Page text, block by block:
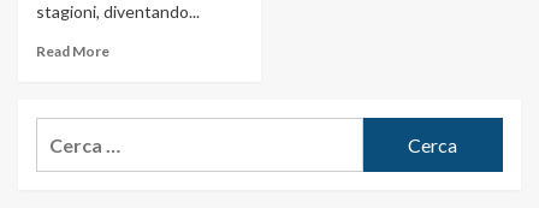
stagioni, diventando...
Read More